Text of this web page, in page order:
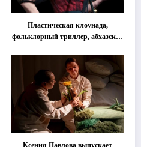
Пластическая клоунада,
фольклорный триллер, абхазская
втором этапе фестиваля
«Монокль»
Ксения Павлова выпускает